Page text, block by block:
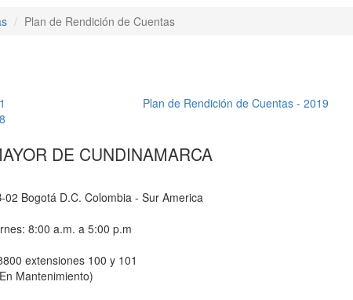
Plan de Rendición de Cuentas
Plan de Rendición de Cuentas - 2019
DE CUNDINAMARCA
Bogotá D.C. Colombia - Sur America
8:00 a.m. a 5:00 p.m
extensiones 100 y 101
Mantenimiento)